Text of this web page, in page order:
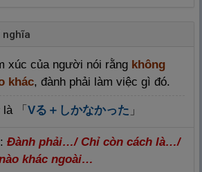
nghĩa
xúc của người nói rằng không
khác, đành phải làm việc gì đó.
là 「 Vる＋しかなかった 」
Đành phải…/ Chỉ còn cách là…/
khác ngoài…